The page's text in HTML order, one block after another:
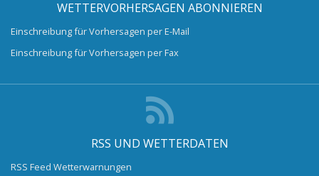
WETTERVORHERSAGEN ABONNIEREN
Einschreibung für Vorhersagen per E-Mail
Einschreibung für Vorhersagen per Fax
RSS UND WETTERDATEN
RSS Feed Wetterwarnungen